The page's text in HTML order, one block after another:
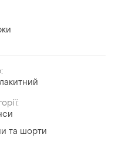
та шорти